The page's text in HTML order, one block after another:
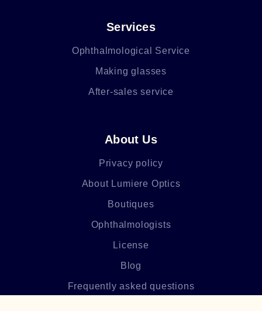
Services
Ophthalmological Service
Making glasses
After-sales service
About Us
Privacy policy
About Lumiere Optics
Boutiques
Ophthalmologists
License
Blog
Frequently asked questions